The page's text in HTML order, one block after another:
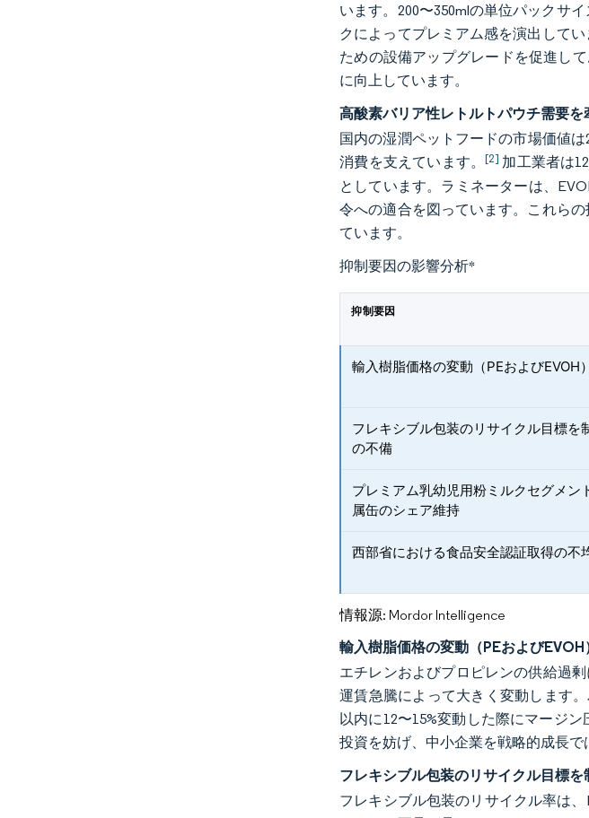
います。200〜350mlの単位パックサ
クによってプレミアム感を演出して
ための設備アップグレードを促進し
に向上しています。
高酸素バリア性レトルトパウチ需要
国内の湿潤ペットフードの市場価値
消費を支えています。[2] 加工業者は
としています。ラミネーターは、
令への適合を図っています。これら
ています。
抑制要因の影響分析*
抑制要因
輸入樹脂価格の変動（PEおよびEVOH）
フレキシブル包装のリサイクル目標を
の不備
プレミアム乳幼児用粉ミルクセグメン
属缶のシェア維持
西部省における食品安全認証取得の不
情報源: Mordor Intelligence
輸入樹脂価格の変動（PEおよびEVOH
エチレンおよびプロピレンの供給過
運賃急騰によって大きく変動します
以内に12〜15%変動した際にマージ
投資を妨げ、中小企業を戦略的成長で
フレキシブル包装のリサイクル目標
フレキシブル包装のリサイクル率は